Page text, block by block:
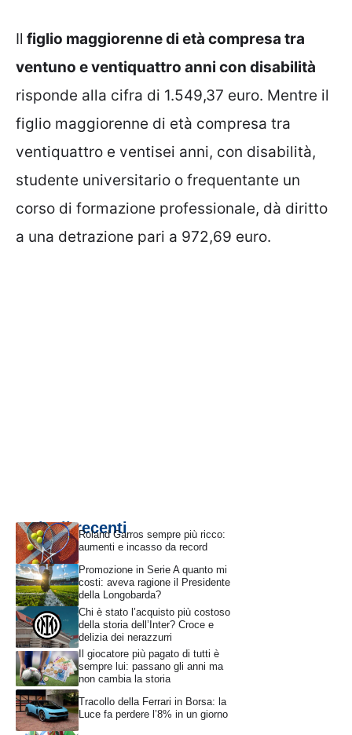
Il figlio maggiorenne di età compresa tra
ventuno e ventiquattro anni con disabilità
risponde alla cifra di 1.549,37 euro. Mentre il
figlio maggiorenne di età compresa tra
ventiquattro e ventisei anni, con disabilità,
studente universitario o frequentante un
corso di formazione professionale, dà diritto
a una detrazione pari a 972,69 euro.
Articoli recentiRoland Garros sempre più ricco:
aumenti e incasso da record
Promozione in Serie A quanto mi
costi: aveva ragione il Presidente
della Longobarda?
Chi è stato l’acquisto più costoso
della storia dell’Inter? Croce e
delizia dei nerazzurri
Il giocatore più pagato di tutti è
sempre lui: passano gli anni ma
non cambia la storia
Tracollo della Ferrari in Borsa: la
Luce fa perdere l’8% in un giorno